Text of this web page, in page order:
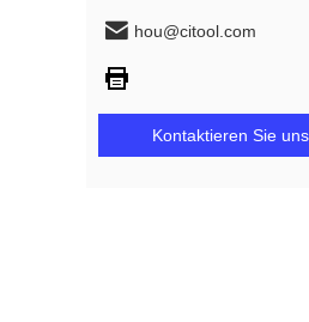
hou@citool.com
Kontaktieren Sie